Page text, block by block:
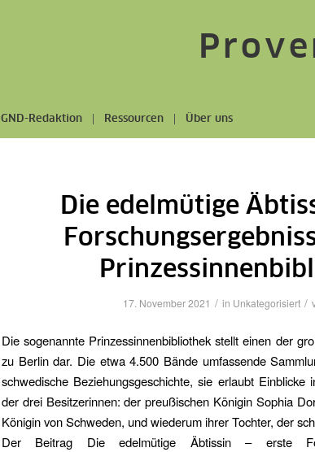
GND-Redaktion Ressourcen Über uns
Die edelmütige
17. November 2021 / in Unkategorisiert /
Die sogenannte Prinzessinnenbibliothek stellt einen der
zu Berlin dar. Die etwa 4.500 Bände umfassende
schwedische Beziehungsgeschichte, sie erlaubt
der drei Besitzerinnen: der preußischen Königin Sophia
Königin von Schweden, und wiederum ihrer Tochter, der
Der Beitrag Die edelmütige Äbtissin – erste